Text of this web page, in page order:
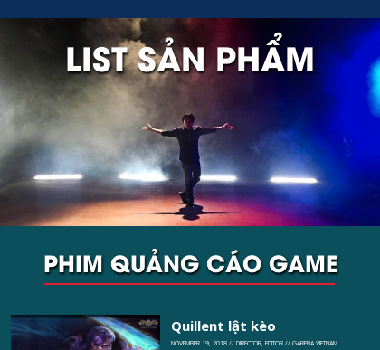
LIST SẢN PHẨM
PHIM QUẢNG CÁO GAME
Quillent lật kèo
NOVEMBER 19, 2018 // DIRECTOR, EDITOR // GARENA VIETNAM